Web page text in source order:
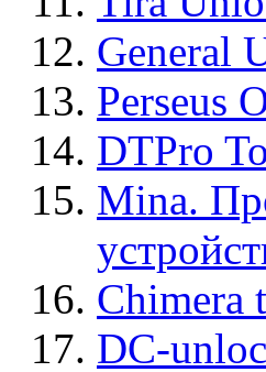
General
Perseus
DTPro
Mina.
Chimera
DC-